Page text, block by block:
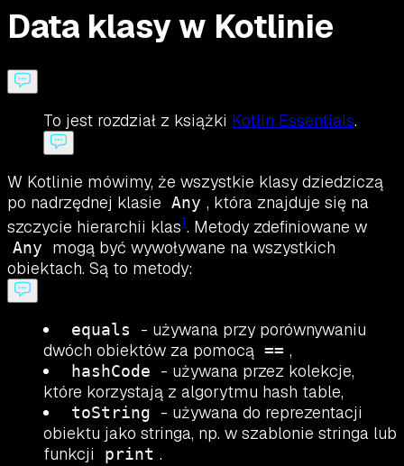
Data klasy w Kotlinie
To jest rozdział z książki Kotlin Essentials.
W Kotlinie mówimy, że wszystkie klasy dziedziczą
po nadrzędnej klasie Any , która znajduje się na
szczycie hierarchii klas1. Metody zdefiniowane w
Any
mogą być wywoływane na wszystkich
obiektach. Są to metody:
equals
- używana przy porównywaniu
dwóch obiektów za pomocą == ,
hashCode
- używana przez kolekcje,
które korzystają z algorytmu hash table,
toString
- używana do reprezentacji
obiektu jako stringa, np. w szablonie stringa lub
funkcji
print .